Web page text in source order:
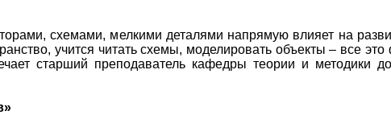
схемами, мелкими деталями напрямую влияет на
учится читать схемы, моделировать объекты – все это
старший преподаватель кафедры теории и методики